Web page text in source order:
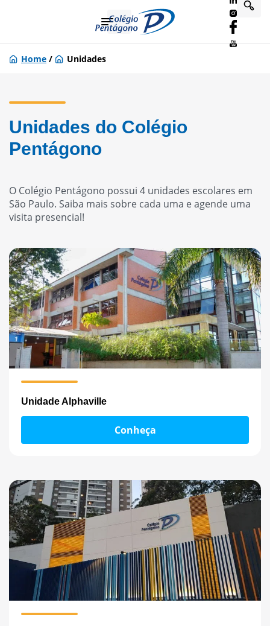
Home / Unidades
Unidades do Colégio
Pentágono
O Colégio Pentágono possui 4 unidades escolares em
São Paulo. Saiba mais sobre cada uma e agende uma
visita presencial!
Unidade Alphaville
Conheça